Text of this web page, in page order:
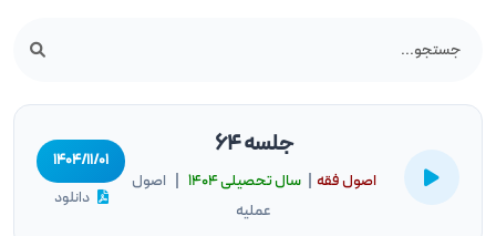
جلسه 64
اصول فقه |سال تحصيلى ۱۴۰۴
| اصول
عملیه
۱۴۰۴/۱۱/۰۱
دانلود